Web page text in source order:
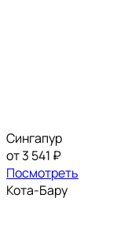
Сингапур
от 3 541 ₽
Посмотреть
Кота-Бару